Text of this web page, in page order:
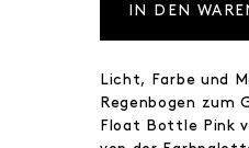
IN DEN
Licht, Farbe und
Regenbogen zum
Float Bottle Pink